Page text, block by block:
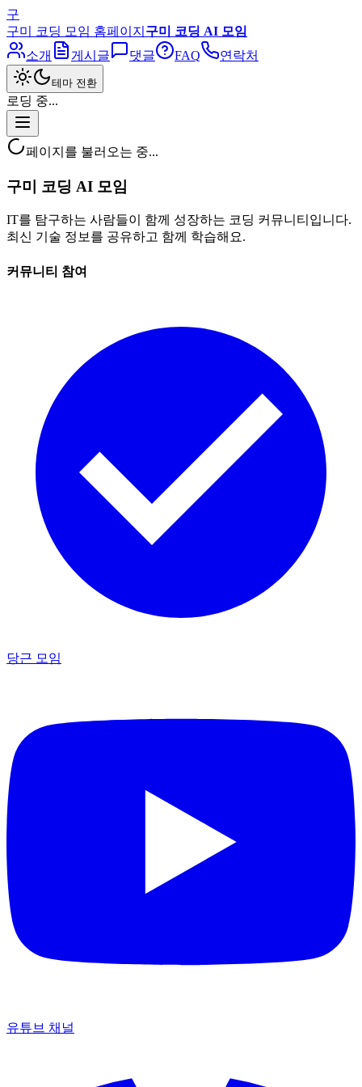
구
구미 코딩 모임 홈페이지 구미 코딩 AI 모임
소개
게시글 댓글 FAQ 연락처
테마 전환
로딩 중...
페이지를 불러오는 중...
구미 코딩 AI 모임
IT를 탐구하는 사람들이 함께 성장하는 코딩 커뮤니티입니다.
최신 기술 정보를 공유하고 함께 학습해요.
커뮤니티 참여
당근 모임
유튜브 채널